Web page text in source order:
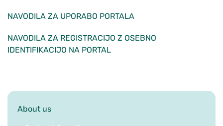
About us
NAVODILA ZA UPORABO PORTALA
NAVODILA ZA REGISTRACIJO Z OSEBNO
IDENTIFIKACIJO NA PORTAL